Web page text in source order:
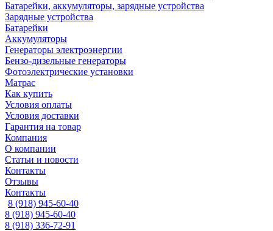
Батарейки, аккумуляторы, зарядные устройства
Зарядные устройства
Батарейки
Аккумуляторы
Генераторы электроэнергии
Бензо-дизельные генераторы
Фотоэлектрические установки
Матрас
Как купить
Условия оплаты
Условия доставки
Гарантия на товар
Компания
О компании
Статьи и новости
Контакты
Отзывы
Контакты
8 (918) 945-60-40
8 (918) 945-60-40
8 (918) 336-72-91